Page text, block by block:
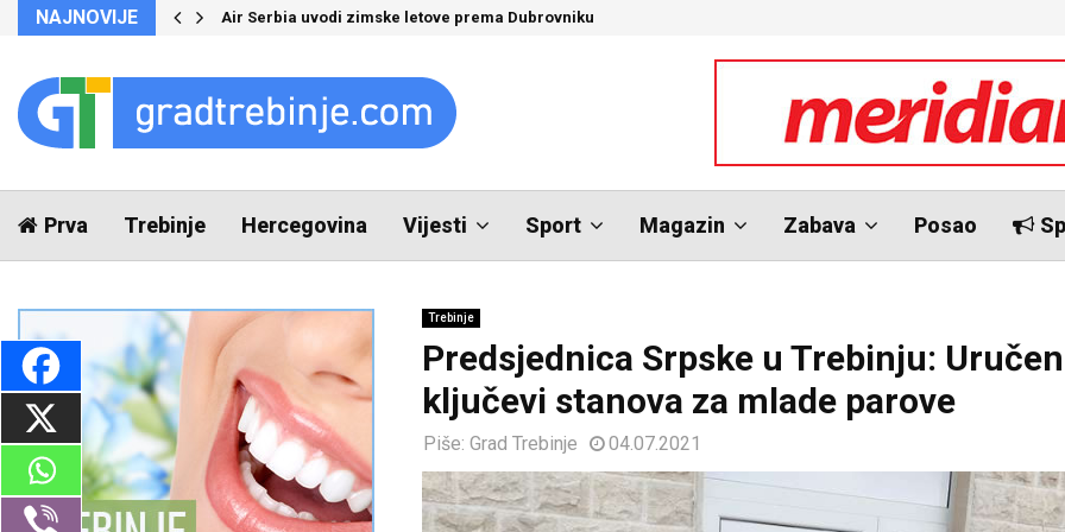
NAJNOVIJE Air Serbia uvodi zimske letove prema Dubrovniku
Prva Trebinje Hercegovina Vijesti Sport Magazin Zabava Posao
Trebinje
Predsjednica Srpske u Trebinju:
ključevi stanova za mlade parove
Piše: Grad Trebinje 04.07.2021